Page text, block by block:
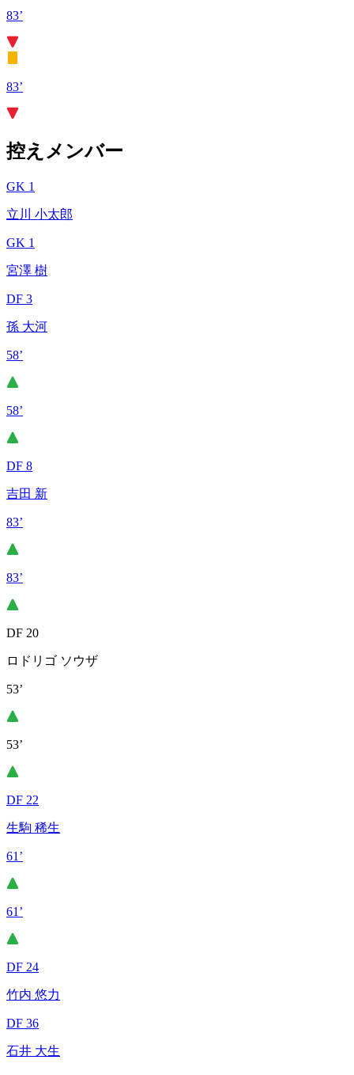
83’
83’
控えメンバー
GK 1
立川 小太郎
GK 1
宮澤 樹
DF 3
孫 大河
58’
58’
DF 8
吉田 新
83’
83’
DF 20
ロドリゴ ソウザ
53’
53’
DF 22
生駒 稀生
61’
61’
DF 24
竹内 悠力
DF 36
石井 大生